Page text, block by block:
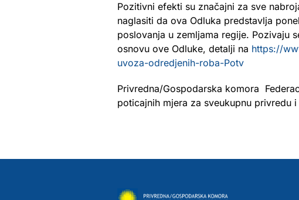
Pozitivni efekti su značajni za sve
naglasiti da ova Odluka predstavlja
poslovanja u zemljama regije. Pozivaju
osnovu ove Odluke, detalji na https://
uvoza-odredjenih-roba-Potv
Privredna/Gospodarska komora
poticajnih mjera za sveukupnu privredu